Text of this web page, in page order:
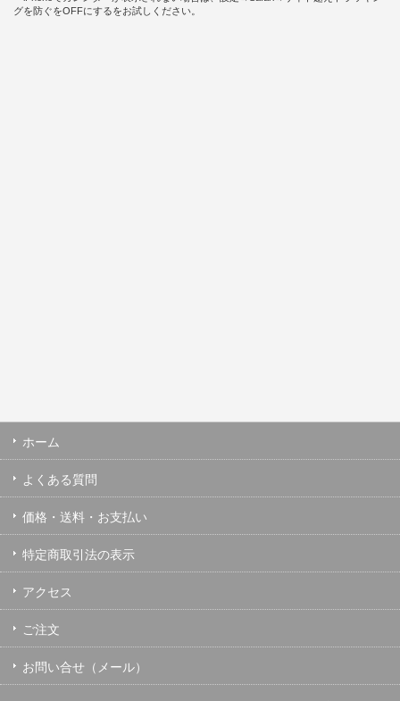
グを防ぐをOFFにするをお試しください。
ホーム
よくある質問
価格・送料・お支払い
特定商取引法の表示
アクセス
ご注文
お問い合せ（メール）